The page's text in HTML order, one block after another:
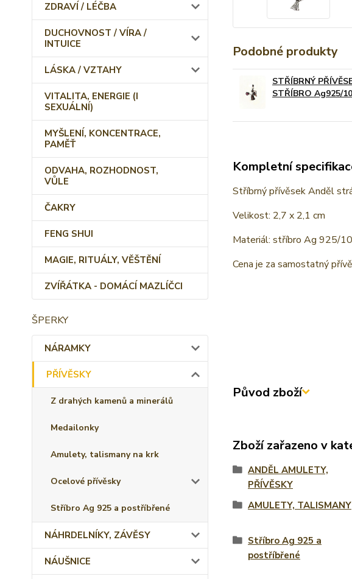
ZDRAVÍ / LÉČBA
DUCHOVNOST / VÍRA /
INTUICE
LÁSKA / VZTAHY
VITALITA, ENERGIE (I
SEXUÁLNÍ)
MYŠLENÍ, KONCENTRACE,
PAMĚŤ
ODVAHA, ROZHODNOST,
VŮLE
ČAKRY
FENG SHUI
MAGIE, RITUÁLY, VĚŠTĚNÍ
ZVÍŘÁTKA - DOMÁCÍ MAZLÍČCI
ŠPERKY
NÁRAMKY
PŘÍVĚSKY
Z drahých kamenů a minerálů
Medailonky
Amulety, talismany na krk
Ocelové přívěsky
Stříbro Ag 925 a postříbřené
NÁHRDELNÍKY, ZÁVĚSY
NÁUŠNICE
Podobné produkty
STŘÍBRNÝ
STŘÍBRO Ag925/
Kompletní
Stříbrný přívěsek Anděl
Velikost: 2,7 x 2,1 cm
Materiál: stříbro Ag 925/
Cena je za samostatný
Původ zboží
Zboží zařazeno v
ANDĚL AMULETY,
PŘÍVĚSKY
AMULETY, TALISMANY
Stříbro Ag 925 a
postříbřené